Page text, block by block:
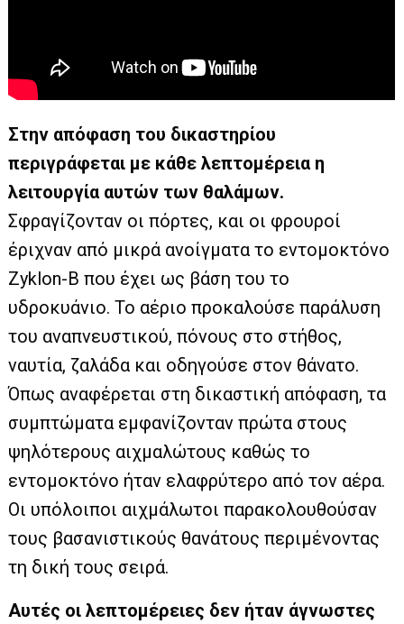
Στην απόφαση του δικαστηρίου
περιγράφεται με κάθε λεπτομέρεια η
λειτουργία αυτών των θαλάμων.
Σφραγίζονταν οι πόρτες, και οι φρουροί
έριχναν από μικρά ανοίγματα το εντομοκτόνο
Zyklon-B που έχει ως βάση του το
υδροκυάνιο. Το αέριο προκαλούσε παράλυση
του αναπνευστικού, πόνους στο στήθος,
ναυτία, ζαλάδα και οδηγούσε στον θάνατο.
Όπως αναφέρεται στη δικαστική απόφαση, τα
συμπτώματα εμφανίζονταν πρώτα στους
ψηλότερους αιχμαλώτους καθώς το
εντομοκτόνο ήταν ελαφρύτερο από τον αέρα.
Οι υπόλοιποι αιχμάλωτοι παρακολουθούσαν
τους βασανιστικούς θανάτους περιμένοντας
τη δική τους σειρά.
Αυτές οι λεπτομέρειες δεν ήταν άγνωστες